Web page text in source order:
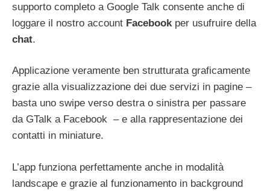
supporto completo a Google Talk consente anche di
loggare il nostro account Facebookper usufruire della
chat.
Applicazione veramente ben strutturata graficamente
grazie alla visualizzazione dei due servizi in pagine –
basta uno swipe verso destra o sinistra per passare
da GTalk a Facebook – e alla rappresentazione dei
contatti in miniature.
L’app funziona perfettamente anche in modalità
landscape e grazie al funzionamento in background